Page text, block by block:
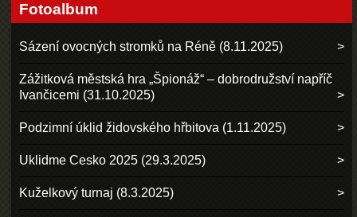
Fotoalbum
Sázení ovocných stromků na Réně (8.11.2025)
Zážitková městská hra „Špionáž“ – dobrodružství napříč
Ivančicemi (31.10.2025)
Podzimní úklid židovského hřbitova (1.11.2025)
Uklidme Cesko 2025 (29.3.2025)
Kuželkový turnaj (8.3.2025)